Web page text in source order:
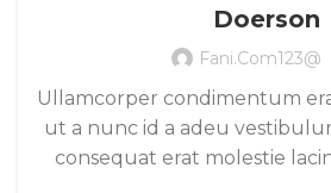
Doerson
Fani.com123@
Ullamcorper condimentum
ut a nunc id a adeu
consequat erat molestie